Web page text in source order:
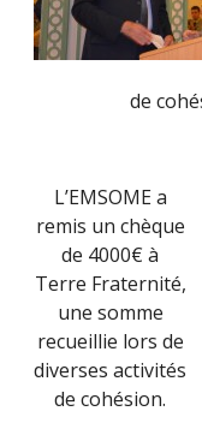
de
L’EMSOME a
remis un chèque
de 4000€ à
Terre Fraternité,
une somme
recueillie lors de
diverses activités
de cohésion.